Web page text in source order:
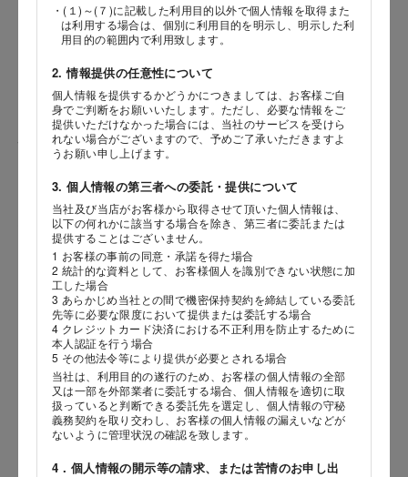
・(１)～(７)に記載した利用目的以外で個人情報を取得また
は利用する場合は、個別に利用目的を明示し、明示した利
用目的の範囲内で利用致します。
2. 情報提供の任意性について
個人情報を提供するかどうかにつきましては、お客様ご自
身でご判断をお願いいたします。ただし、必要な情報をご
提供いただけなかった場合には、当社のサービスを受けら
れない場合がございますので、予めご了承いただきますよ
うお願い申し上げます。
3. 個人情報の第三者への委託・提供について
当社及び当店がお客様から取得させて頂いた個人情報は、
以下の何れかに該当する場合を除き、第三者に委託または
提供することはございません。
1 お客様の事前の同意・承諾を得た場合
2 統計的な資料として、お客様個人を識別できない状態に加
工した場合
3 あらかじめ当社との間で機密保持契約を締結している委託
先等に必要な限度において提供または委託する場合
4 クレジットカード決済における不正利用を防止するために
本人認証を行う場合
5 その他法令等により提供が必要とされる場合
当社は、利用目的の遂行のため、お客様の個人情報の全部
又は一部を外部業者に委託する場合、個人情報を適切に取
扱っていると判断できる委託先を選定し、個人情報の守秘
義務契約を取り交わし、お客様の個人情報の漏えいなどが
ないように管理状況の確認を致します。
4．個人情報の開示等の請求、または苦情のお申し出
生年月日
年
月
岳や末広がりを意味す
やつ時」という意味を込
。雄大な八ヶ岳山麓の自
れる、こだわりのスイー
海外 Overseas shops
Indonesia
Malaysia
Hong Kong
UAE
Thailand
Vietnam